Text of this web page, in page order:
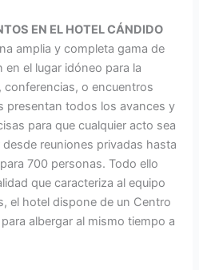
EN EL HOTEL CÁNDIDO
amplia y completa gama de
el lugar idóneo para la
conferencias, o encuentros
presentan todos los avances y
para que cualquier acto sea
reuniones privadas hasta
700 personas. Todo ello
que caracteriza al equipo
el hotel dispone de un Centro
albergar al mismo tiempo a